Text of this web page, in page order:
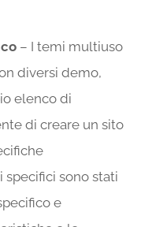
– I temi multiuso
diversi demo,
elenco di
di creare un sito
specifici sono stati
e